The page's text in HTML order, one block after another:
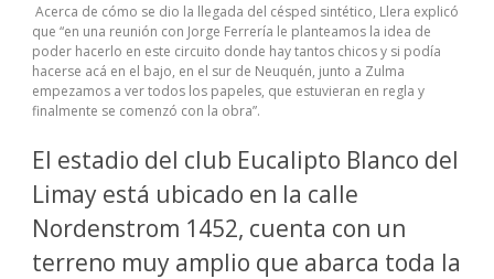
Acerca de cómo se dio la llegada del césped sintético, Llera explicó
que “en una reunión con Jorge Ferrería le planteamos la idea de
poder hacerlo en este circuito donde hay tantos chicos y si podía
hacerse acá en el bajo, en el sur de Neuquén, junto a Zulma
empezamos a ver todos los papeles, que estuvieran en regla y
finalmente se comenzó con la obra”.
El estadio del club Eucalipto Blanco del
Limay está ubicado en la calle
Nordenstrom 1452, cuenta con un
terreno muy amplio que abarca toda la